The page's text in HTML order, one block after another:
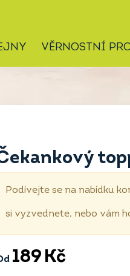
VĚRNOSTNÍ
Podívejte se na nabídku
si vyzvednete, nebo vám
189 Kč